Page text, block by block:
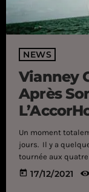
NEWS
Vianney
Après
Un moment
jours. Il y a
tournée aux
retrouver les
places avant que
today 17/12/2021